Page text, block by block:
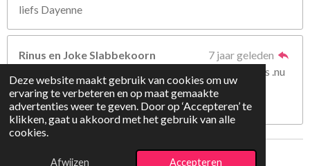
Deze website maakt gebruik van cookies om uw
ervaring te verbeteren en op maat gemaakte
advertenties weer te geven. Door op ‘Accepteren’ te
klikken, gaat u akkoord met het gebruik van alle
cookies.
Afwijzen Accepteren
liefs Dayenne
Rinus en Joke Slabbekoorn
7 jaar geleden
Wat fijn om te horen ,dat de operatie goed verlopen is .nu
duimen voor een voorspoedig herstel .Sterkte
allemaal!.groetjes van ons
© 2018 - 2025 De Belletjes